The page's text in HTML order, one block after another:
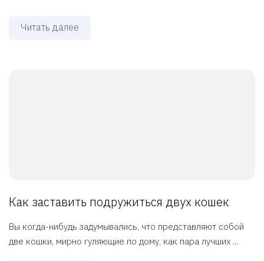
Читать далее
Как заставить подружиться двух кошек
Вы когда-нибудь задумывались, что представляют собой
две кошки, мирно гуляющие по дому, как пара лучших ...